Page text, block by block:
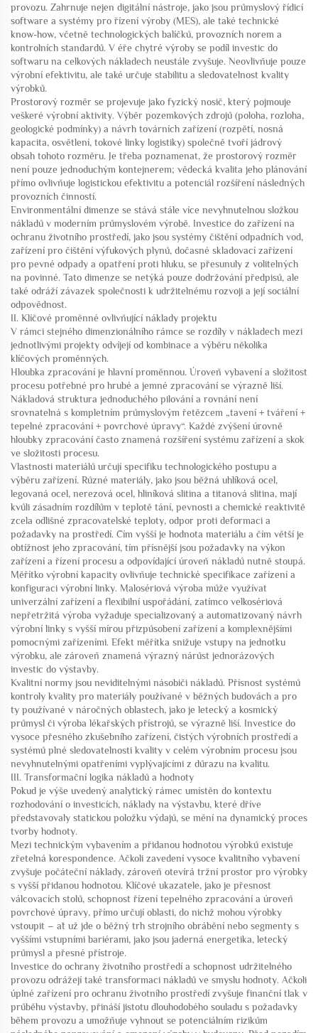
provozu. Zahrnuje nejen digitální nástroje, jako jsou průmyslový řídicí
software a systémy pro řízení výroby (MES), ale také technické
know-how, včetně technologických balíčků, provozních norem a
kontrolních standardů. V éře chytré výroby se podíl investic do
softwaru na celkových nákladech neustále zvyšuje. Neovlivňuje pouze
výrobní efektivitu, ale také určuje stabilitu a sledovatelnost kvality
výrobků.
Prostorový rozměr se projevuje jako fyzický nosič, který pojmouje
veškeré výrobní aktivity. Výběr pozemkových zdrojů (poloha, rozloha,
geologické podmínky) a návrh továrních zařízení (rozpětí, nosná
kapacita, osvětlení, tokové linky logistiky) společně tvoří jádrový
obsah tohoto rozměru. Je třeba poznamenat, že prostorový rozměr
není pouze jednoduchým kontejnerem; vědecká kvalita jeho plánování
přímo ovlivňuje logistickou efektivitu a potenciál rozšíření následných
provozních činností.
Environmentální dimenze se stává stále více nevyhnutelnou složkou
nákladů v moderním průmyslovém výrobě. Investice do zařízení na
ochranu životního prostředí, jako jsou systémy čištění odpadních vod,
zařízení pro čištění výfukových plynů, dočasné skladovací zařízení
pro pevné odpady a opatření proti hluku, se přesunuly z volitelných
na povinné. Tato dimenze se netýká pouze dodržování předpisů, ale
také odráží závazek společnosti k udržitelnému rozvoji a její sociální
odpovědnost.
II. Klíčové proměnné ovlivňující náklady projektu
V rámci stejného dimenzionálního rámce se rozdíly v nákladech mezi
jednotlivými projekty odvíjejí od kombinace a výběru několika
klíčových proměnných.
Hloubka zpracování je hlavní proměnnou. Úroveň vybavení a složitost
procesu potřebné pro hrubé a jemné zpracování se výrazně liší.
Nákladová struktura jednoduchého pilování a rovnání není
srovnatelná s kompletním průmyslovým řetězcem „tavení + tváření +
tepelné zpracování + povrchové úpravy“. Každé zvýšení úrovně
hloubky zpracování často znamená rozšíření systému zařízení a skok
ve složitosti procesu.
Vlastnosti materiálů určují specifiku technologického postupu a
výběru zařízení. Různé materiály, jako jsou běžná uhlíková ocel,
legovaná ocel, nerezová ocel, hliníková slitina a titanová slitina, mají
kvůli zásadním rozdílům v teplotě tání, pevnosti a chemické reaktivitě
zcela odlišné zpracovatelské teploty, odpor proti deformaci a
požadavky na prostředí. Čím vyšší je hodnota materiálu a čím větší je
obtížnost jeho zpracování, tím přísnější jsou požadavky na výkon
zařízení a řízení procesu a odpovídající úroveň nákladů nutně stoupá.
Měřítko výrobní kapacity ovlivňuje technické specifikace zařízení a
konfiguraci výrobní linky. Malosériová výroba může využívat
univerzální zařízení a flexibilní uspořádání, zatímco velkosériová
nepřetržitá výroba vyžaduje specializovaný a automatizovaný návrh
výrobní linky s vyšší mírou přizpůsobení zařízení a komplexnějšími
pomocnými zařízeními. Efekt měřítka snižuje vstupy na jednotku
výrobku, ale zároveň znamená výrazný nárůst jednorázových
investic do výstavby.
Kvalitní normy jsou neviditelnými násobiči nákladů. Přísnost systémů
kontroly kvality pro materiály používané v běžných budovách a pro
ty používané v náročných oblastech, jako je letecký a kosmický
průmysl či výroba lékařských přístrojů, se výrazně liší. Investice do
vysoce přesného zkušebního zařízení, čistých výrobních prostředí a
systémů plné sledovatelnosti kvality v celém výrobním procesu jsou
nevyhnutelnými opatřeními vyplývajícími z důrazu na kvalitu.
III. Transformační logika nákladů a hodnoty
Pokud je výše uvedený analytický rámec umístěn do kontextu
rozhodování o investicích, náklady na výstavbu, které dříve
představovaly statickou položku výdajů, se mění na dynamický proces
tvorby hodnoty.
Mezi technickým vybavením a přidanou hodnotou výrobků existuje
zřetelná korespondence. Ačkoli zavedení vysoce kvalitního vybavení
zvyšuje počáteční náklady, zároveň otevírá tržní prostor pro výrobky
s vyšší přidanou hodnotou. Klíčové ukazatele, jako je přesnost
válcovacích stolů, schopnost řízení tepelného zpracování a úroveň
povrchové úpravy, přímo určují oblasti, do nichž mohou výrobky
vstoupit – ať už jde o běžný trh strojního obrábění nebo segmenty s
vyššími vstupními bariérami, jako jsou jaderná energetika, letecký
průmysl a přesné přístroje.
Investice do ochrany životního prostředí a schopnost udržitelného
provozu odrážejí také transformaci nákladů ve smyslu hodnoty. Ačkoli
úplné zařízení pro ochranu životního prostředí zvyšuje finanční tlak v
průběhu výstavby, přináší jistotu dlouhodobého souladu s požadavky
během provozu a umožňuje vyhnout se potenciálním rizikům